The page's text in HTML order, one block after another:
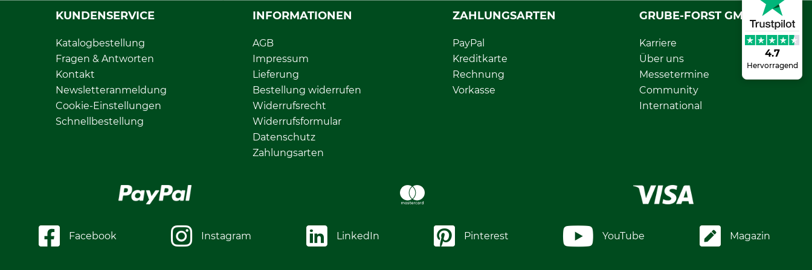
4.7
Hervorragend
KUNDENSERVICE
Katalogbestellung
Fragen & Antworten
Kontakt
Newsletteranmeldung
Cookie-Einstellungen
Schnellbestellung
INFORMATIONEN
AGB
Impressum
Lieferung
Bestellung widerrufen
Widerrufsrecht
Widerrufsformular
Datenschutz
Zahlungsarten
ZAHLUNGSARTEN
PayPal
Kreditkarte
Rechnung
Vorkasse
GRUBE-FORST GMBH
Karriere
Über uns
Messetermine
Community
International
Facebook Instagram LinkedIn Pinterest YouTube Magazin